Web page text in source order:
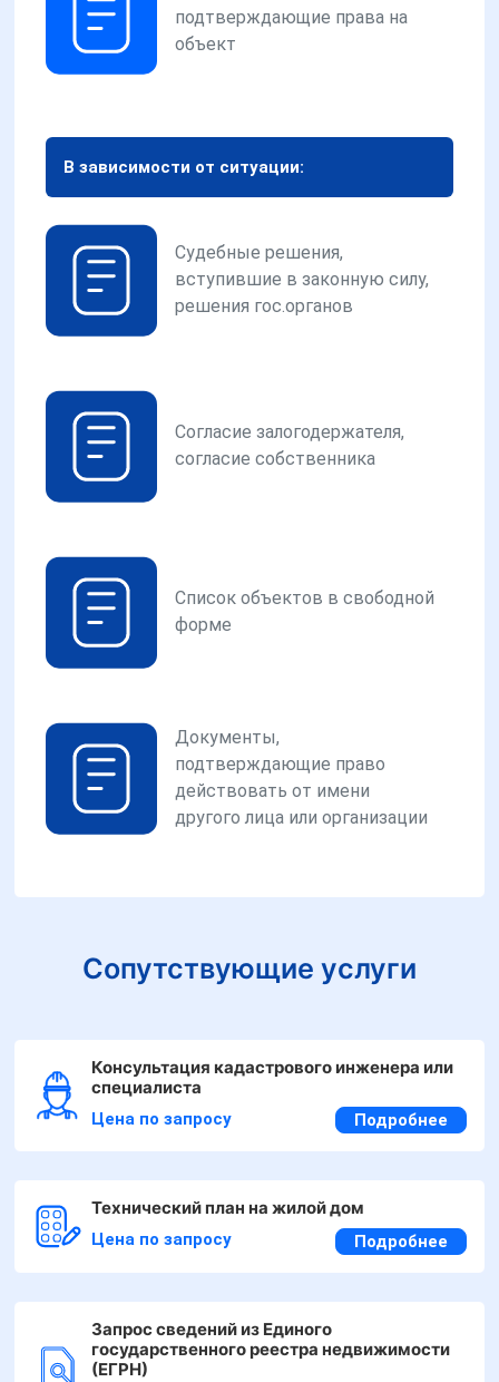
подтверждающие права на
объект
В зависимости от ситуации:
Судебные решения,
вступившие в законную силу,
решения гос.органов
Согласие залогодержателя,
согласие собственника
Список объектов в свободной
форме
Документы,
подтверждающие право
действовать от имени
другого лица или организации
Сопутствующие услуги
Консультация кадастрового инженера или
специалиста
Цена по запросу Подробнее
Технический план на жилой дом
Цена по запросу Подробнее
Запрос сведений из Единого
государственного реестра недвижимости
(ЕГРН)